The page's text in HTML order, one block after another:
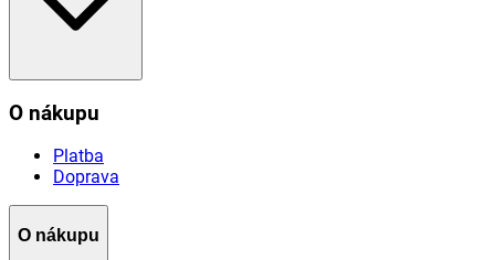
O nákupu
Platba
Doprava
O nákupu